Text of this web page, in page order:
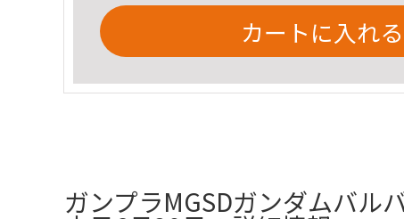
カートに入れる
ガンプラMGSDガンダムバル